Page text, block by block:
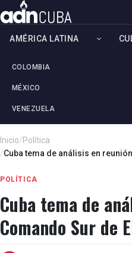
AMÉRICA LATINA
COLOMBIA
MÉXICO
VENEZUELA
Inicio/Política
/Cuba tema de análisis en
POLÍTICA
Cuba tema de
Comando Sur de